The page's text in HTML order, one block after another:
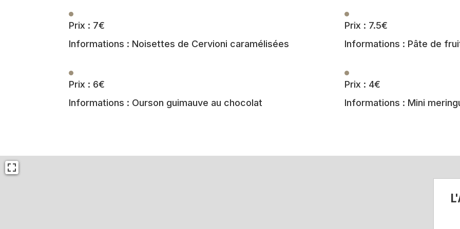
Prix : 7€
Informations : Noisettes de Cervioni caramélisées
Prix : 7.5€
Informations : Pâte de
Prix : 6€
Informations : Ourson guimauve au chocolat
Prix : 4€
Informations : Mini